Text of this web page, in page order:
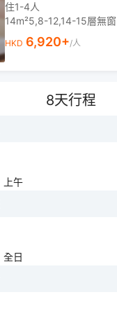
住1-4人
14m²5,8-12,14-15層無窗
HKD 6,920+/人
8天行程
上午
全日